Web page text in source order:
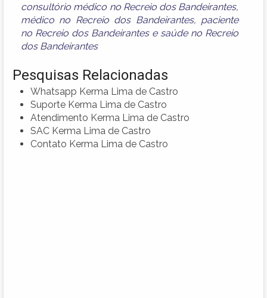
consultório médico no Recreio dos Bandeirantes,
médico no Recreio dos Bandeirantes, paciente
no Recreio dos Bandeirantese saúde no Recreio
dos Bandeirantes
Pesquisas Relacionadas
Whatsapp Kerma Lima de Castro
Suporte Kerma Lima de Castro
Atendimento Kerma Lima de Castro
SAC Kerma Lima de Castro
Contato Kerma Lima de Castro